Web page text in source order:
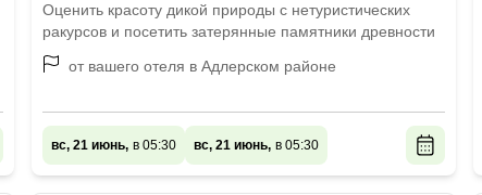
Оценить красоту дикой природы с нетуристических
ракурсов и посетить затерянные памятники древности
от вашего отеля в Адлерском районе
вс, 21 июнь, в 05:30 вс, 21 июнь, в 05:30